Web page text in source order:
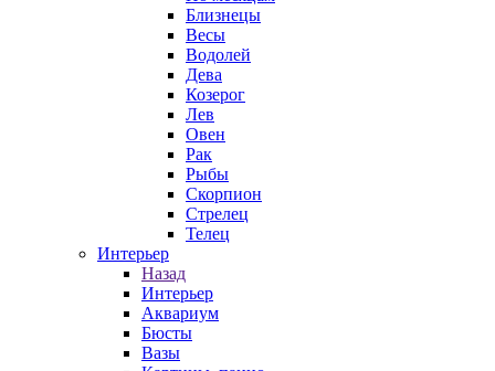
Близнецы
Весы
Водолей
Дева
Козерог
Лев
Овен
Рак
Рыбы
Скорпион
Стрелец
Телец
Интерьер
Назад
Интерьер
Аквариум
Бюсты
Вазы